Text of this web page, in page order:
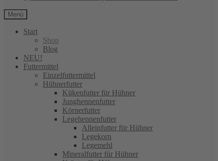
Menü
Start
Shop
Blog
NEU!
Futtermittel
Einzelfuttermittel
Hühnerfutter
Kükenfutter für Hühner
Junghennenfutter
Körnerfutter
Legehennenfutter
Alleinfutter für Hühner
Legekorn
Legemehl
Mineralfutter für Hühner